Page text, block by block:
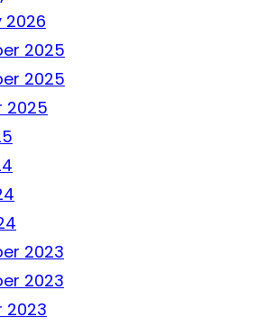
2026
2025
2025
2025
2023
2023
2023